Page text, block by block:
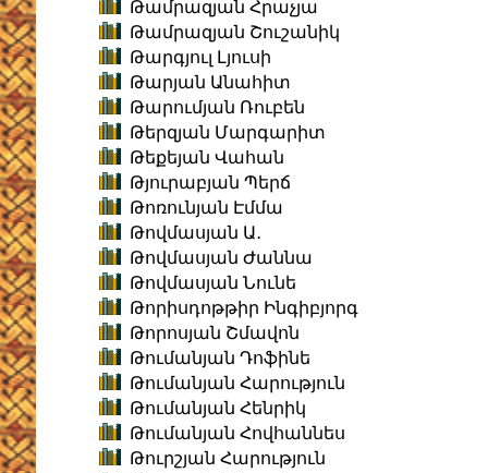
Թամրազյան Հրաչյա
Թամրազյան Շուշանիկ
Թարգյուլ Լյուսի
Թարյան Անահիտ
Թարումյան Ռուբեն
Թերզյան Մարգարիտ
Թեքեյան Վահան
Թյուրաբյան Պերճ
Թոռունյան Էմմա
Թովմասյան Ա․
Թովմասյան Ժաննա
Թովմասյան Նունե
Թորիսդոթթիր Ինգիբյորգ
Թորոսյան Շմավոն
Թումանյան Դոֆինե
Թումանյան Հարություն
Թումանյան Հենրիկ
Թումանյան Հովհաննես
Թուրշյան Հարություն